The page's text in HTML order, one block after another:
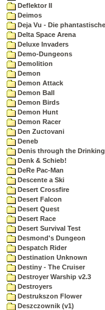
Deflektor II
Deimos
Deja Vu - Die
Delta Space Arena
Deluxe Invaders
Demo-Dungeons
Demolition
Demon
Demon Attack
Demon Ball
Demon Birds
Demon Hunt
Demon Racer
Den Zuctovani
Deneb
Denis through the
Denk & Schieb!
DeRe Pac-Man
Descente a Ski
Desert Crossfire
Desert Falcon
Desert Quest
Desert Race
Desert Survival Test
Desmond's Dungeon
Despatch Rider
Destination Unknown
Destiny - The Cruiser
Destroyer Warship v2.3
Destroyers
Destrukszon Flower
Deszczownik (v1)